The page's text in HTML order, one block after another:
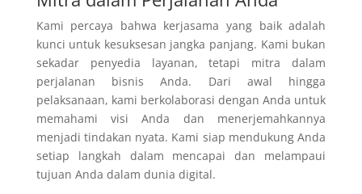
Kami percaya bahwa kerjasama yang baik adalah
kunci untuk kesuksesan jangka panjang. Kami bukan
sekadar penyedia layanan, tetapi mitra dalam
perjalanan bisnis Anda. Dari awal hingga
pelaksanaan, kami berkolaborasi dengan Anda untuk
memahami visi Anda dan menerjemahkannya
menjadi tindakan nyata. Kami siap mendukung Anda
setiap langkah dalam mencapai dan melampaui
tujuan Anda dalam dunia digital.